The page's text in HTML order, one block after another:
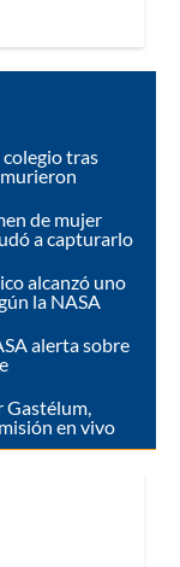
tras
de mujer
a capturarlo
alcanzó uno
la NASA
alerta sobre
Gastélum,
en vivo